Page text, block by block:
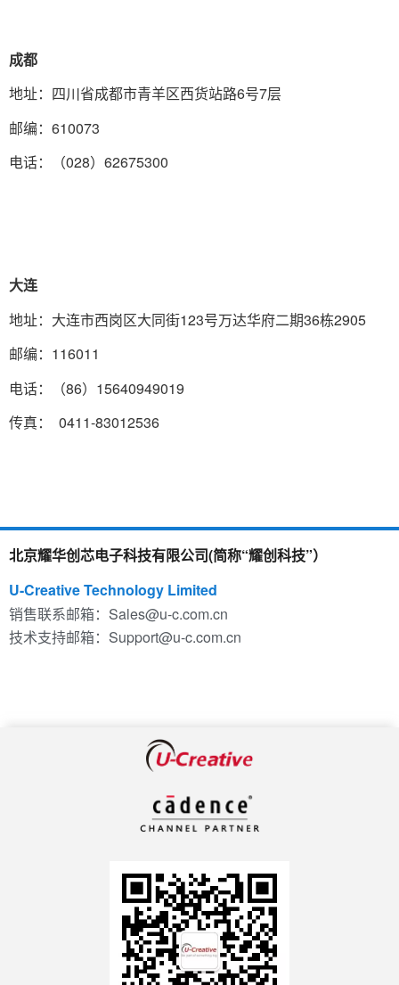
成都
地址：四川省成都市青羊区西货站路6号7层
邮编：610073
电话：（028）62675300
大连
地址：大连市西岗区大同街123号万达华府二期36栋2905
邮编：116011
电话：（86）15640949019
传真： 0411-83012536
北京耀华创芯电子科技有限公司(简称“耀创科技”）
U-Creative Technology Limited
销售联系邮箱：Sales@u-c.com.cn
技术支持邮箱：Support@u-c.com.cn